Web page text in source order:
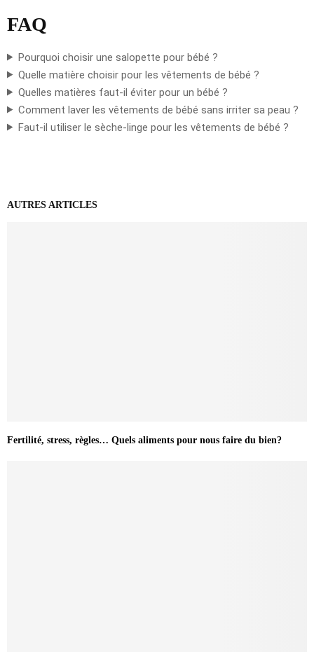
FAQ
Pourquoi choisir une salopette pour bébé ?
Quelle matière choisir pour les vêtements de bébé ?
Quelles matières faut-il éviter pour un bébé ?
Comment laver les vêtements de bébé sans irriter sa peau ?
Faut-il utiliser le sèche-linge pour les vêtements de bébé ?
AUTRES ARTICLES
Fertilité, stress, règles… Quels aliments pour nous faire du bien?